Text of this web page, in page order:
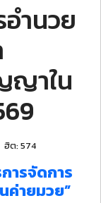
ำนวย
ญาใน
ฮิต: 574
ารจัดการ
ค่ายมวย”